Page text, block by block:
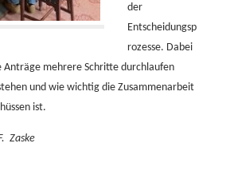
der
Entscheidungsp
rozesse. Dabei
mehrere Schritte durchlaufen
und wie wichtig die Zusammenarbeit
ist.
Zaske